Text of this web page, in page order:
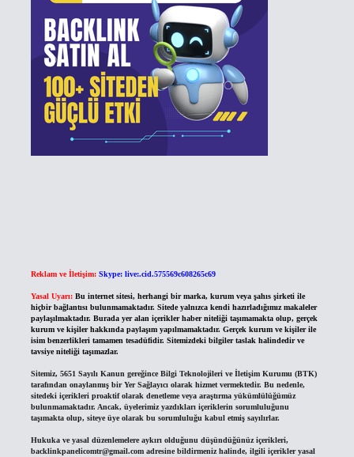
Reklam ve İletişim: Skype: live:.cid.575569c608265c69
Yasal Uyarı: Bu internet sitesi, herhangi bir marka, kurum veya şahıs şirketi ile
hiçbir bağlantısı bulunmamaktadır. Sitede yalnızca kendi hazırladığımız makaleler
paylaşılmaktadır. Burada yer alan içerikler haber niteliği taşımamakta olup, gerçek
kurum ve kişiler hakkında paylaşım yapılmamaktadır. Gerçek kurum ve kişiler ile
isim benzerlikleri tamamen tesadüfidir. Sitemizdeki bilgiler taslak halindedir ve
tavsiye niteliği taşımazlar.
Sitemiz, 5651 Sayılı Kanun gereğince Bilgi Teknolojileri ve İletişim Kurumu (BTK)
tarafından onaylanmış bir Yer Sağlayıcı olarak hizmet vermektedir. Bu nedenle,
sitedeki içerikleri proaktif olarak denetleme veya araştırma yükümlülüğümüz
bulunmamaktadır. Ancak, üyelerimiz yazdıkları içeriklerin sorumluluğunu
taşımakta olup, siteye üye olarak bu sorumluluğu kabul etmiş sayılırlar.
Hukuka ve yasal düzenlemelere aykırı olduğunu düşündüğünüz içerikleri,
backlinkpanelicomtr@gmail.comadresine bildirmeniz halinde, ilgili içerikler yasal